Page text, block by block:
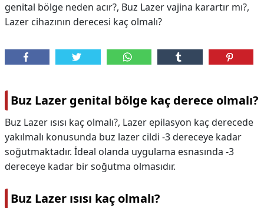
genital bölge neden acır?, Buz Lazer vajina karartır mı?,
Lazer cihazının derecesi kaç olmalı?
Buz Lazer genital bölge kaç derece olmalı?
Buz Lazer ısısı kaç olmalı?, Lazer epilasyon kaç derecede
yakılmalı konusunda buz lazer cildi -3 dereceye kadar
soğutmaktadır. İdeal olanda uygulama esnasında -3
dereceye kadar bir soğutma olmasıdır.
Buz Lazer ısısı kaç olmalı?